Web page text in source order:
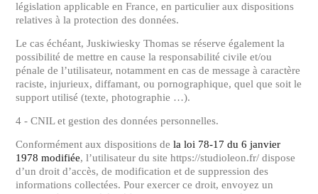
législation applicable en France, en particulier aux dispositions
relatives à la protection des données.
Le cas échéant, Juskiwiesky Thomas se réserve également la
possibilité de mettre en cause la responsabilité civile et/ou
pénale de l’utilisateur, notamment en cas de message à caractère
raciste, injurieux, diffamant, ou pornographique, quel que soit le
support utilisé (texte, photographie …).
4 - CNIL et gestion des données personnelles.
Conformément aux dispositions dela loi 78-17 du 6 janvier
1978 modifiée, l’utilisateur du site https://studioleon.fr/ dispose
d’un droit d’accès, de modification et de suppression des
informations collectées. Pour exercer ce droit, envoyez un